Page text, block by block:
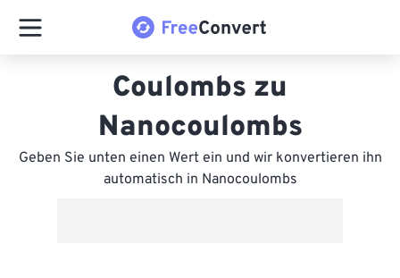
Coulombs zu
Nanocoulombs
Geben Sie unten einen Wert ein und wir konvertieren ihn
automatisch in Nanocoulombs